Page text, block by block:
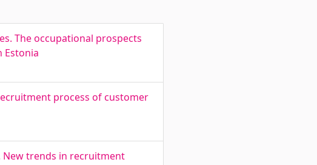
The occupational prospects
Estonia
process of customer
New trends in recruitment